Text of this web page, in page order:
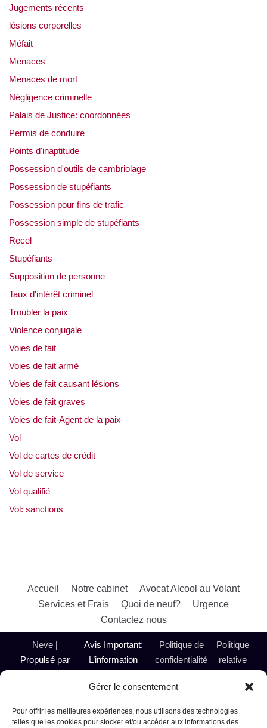
Gérer le consentement
Pour offrir les meilleures expériences, nous utilisons des technologies
telles que les cookies pour stocker et/ou accéder aux informations des
Jugements récents
lésions corporelles
Méfait
Menaces
Menaces de mort
Négligence criminelle
Palais de Justice: coordonnées
Permis de conduire
Points d'inaptitude
Possession d'outils de cambriolage
Possession de stupéfiants
Possession pour fins de trafic
Possession simple de stupéfiants
Recel
Stupéfiants
Supposition de personne
Taux d'intérêt criminel
Troubler la paix
Violence conjugale
Voies de fait
Voies de fait armé
Voies de fait causant lésions
Voies de fait graves
Voies de fait-Agent de la paix
Vol
Vol de cartes de crédit
Vol de service
Vol qualifié
Vol: sanctions
Accueil Notre cabinet
Avocat Alcool au Volant
Services et Frais
Quoi de neuf?
Urgence
Contactez nous
Neve|
Propulsé par
Alcool au
Avis Important:
L’information
présent site est de
n’a pas pour objet de
Politique de
confidentialité
Politique
relative
témoins